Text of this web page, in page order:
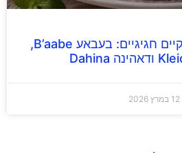
שלושה מאפים עירקיים חגיגיים: בעבאע B’aabe,